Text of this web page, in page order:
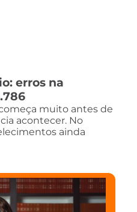
erros na
muito antes de
acontecer. No
ainda